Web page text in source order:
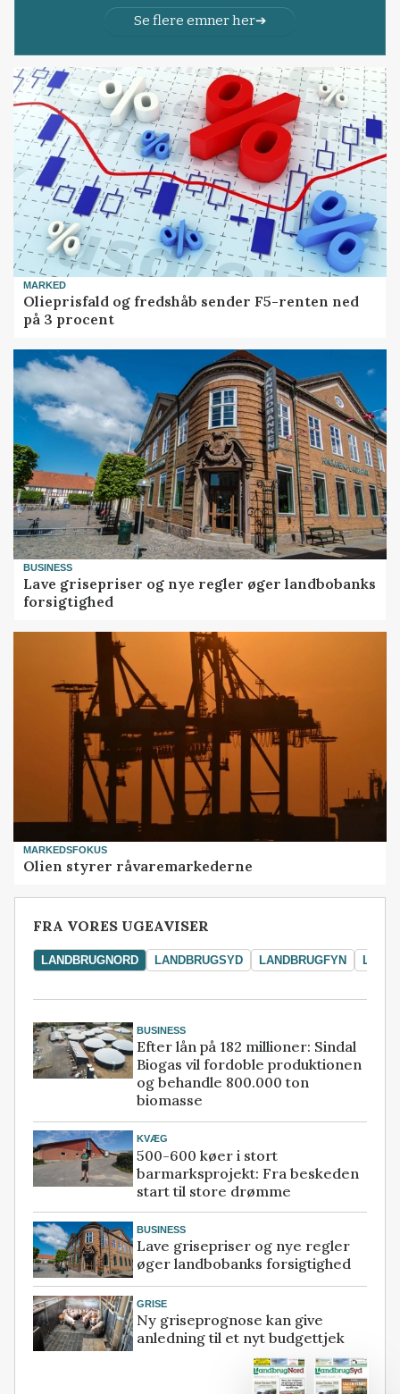
Se flere emner her
MARKED
Olieprisfald og fredshåb sender F5-renten ned
på 3 procent
BUSINESS
Lave grisepriser og nye regler øger landbobanks
forsigtighed
MARKEDSFOKUS
Olien styrer råvaremarkederne
FRA VORES UGEAVISER
LANDBRUGNORD LANDBRUGSYD LANDBRUGFYN
BUSINESS
Efter lån på 182 millioner: Sindal
Biogas vil fordoble produktionen
og behandle 800.000 ton
biomasse
KVÆG
500-600 køer i stort
barmarksprojekt: Fra beskeden
start til store drømme
BUSINESS
Lave grisepriser og nye regler
øger landbobanks forsigtighed
GRISE
Ny griseprognose kan give
anledning til et nyt budgettjek